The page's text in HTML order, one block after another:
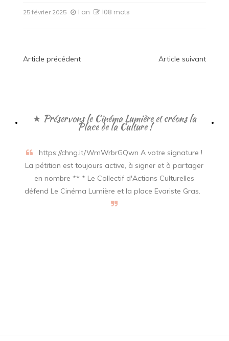
25 février 2025 1 an 108 mots
Navigation
Article précédent Article suivant
★ Préservons le Cinéma Lumière et créons la
Place de la Culture !
https://chng.it/WmWrbrGQwn A votre signature !
La pétition est toujours active, à signer et à partager
en nombre ** * Le Collectif d'Actions Culturelles
défend Le Cinéma Lumière et la place Evariste Gras.